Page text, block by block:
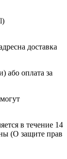
доставка
або оплата за
в течение 14
(О защите прав